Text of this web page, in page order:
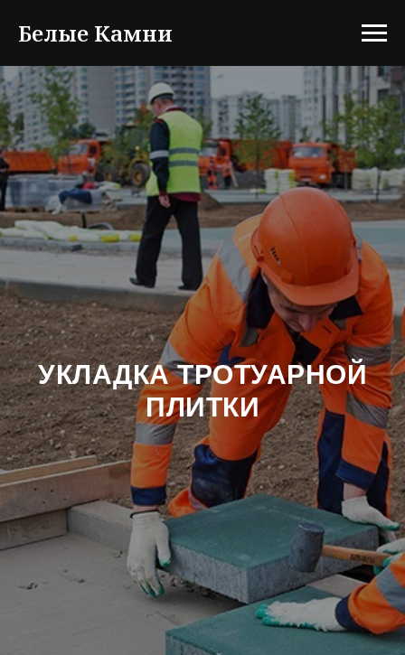
Белые Камни
УКЛАДКА ТРОТУАРНОЙ
ПЛИТКИ